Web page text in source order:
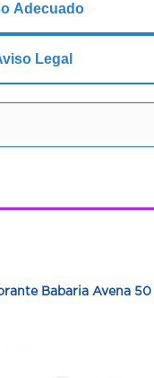
Adecuado
Legal
Babaria Avena 50